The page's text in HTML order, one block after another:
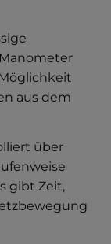
aus dem
über
gibt Zeit,